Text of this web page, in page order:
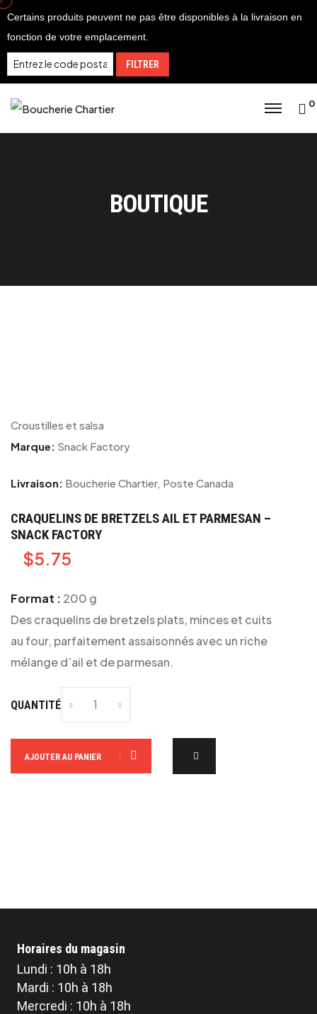
Certains produits peuvent ne pas être disponibles à la livraison en
fonction de votre emplacement.
FILTRER
0
BOUTIQUE
Croustilles et salsa
Marque: Snack Factory
Livraison: Boucherie Chartier, Poste Canada
CRAQUELINS DE BRETZELS AIL ET PARMESAN –
SNACK FACTORY
$5.75
Format : 200 g
Des craquelins de bretzels plats, minces et cuits
au four, parfaitement assaisonnés avec un riche
mélange d’ail et de parmesan.
QUANTITÉ
AJOUTER AU PANIER
Horaires du magasin
Lundi : 10h à 18h
Mardi : 10h à 18h
Mercredi : 10h à 18h